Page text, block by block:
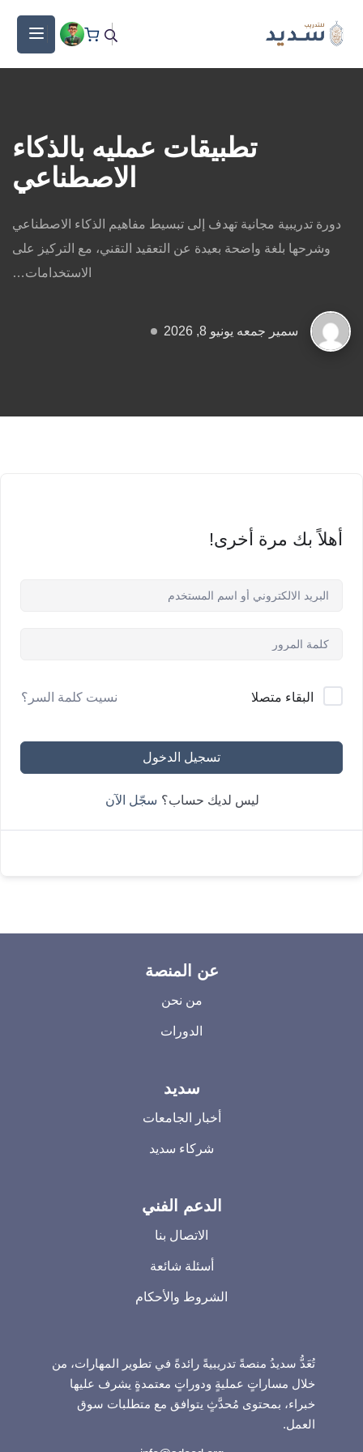
تطبيقات عمليه بالذكاء
الاصطناعي
دورة تدريبية مجانية تهدف إلى تبسيط مفاهيم الذكاء الاصطناعي
وشرحها بلغة واضحة بعيدة عن التعقيد التقني، مع التركيز على
الاستخدامات…
سمير جمعه يونيو 8, 2026
أهلاً بك مرة أخرى!
البقاء متصلا نسيت كلمة السر؟
تسجيل الدخول
ليس لديك حساب؟ سجّل الآن
الدعم الفني
الاتصال بنا
أسئلة شائعة
الشروط والأحكام
سديد
أخبار الجامعات
شركاء سديد
عن المنصة
من نحن
الدورات
تُعَدُّ سديدُ منصةً تدريبيةً رائدةً في تطوير المهارات، من
خلال مساراتٍ عمليةٍ ودوراتٍ معتمدةٍ يشرف عليها
خبراء، بمحتوى مُحدَّثٍ يتوافق مع متطلبات سوق
العمل.